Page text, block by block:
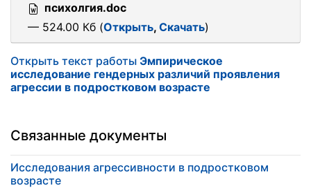
психолгия.doc
— 524.00 Кб (Открыть, Скачать)
Открыть текст работы Эмпирическое
исследование гендерных различий проявления
агрессии в подростковом возрасте
Связанные документы
Исследования агрессивности в подростковом
возрасте